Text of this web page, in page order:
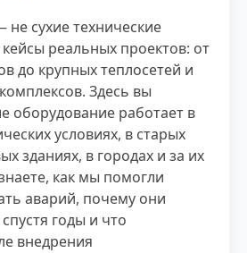
не сухие технические
реальных проектов: от
до крупных теплосетей и
Здесь вы
оборудование работает в
условиях, в старых
зданиях, в городах и за их
как мы помогли
аварий, почему они
годы и что
внедрения